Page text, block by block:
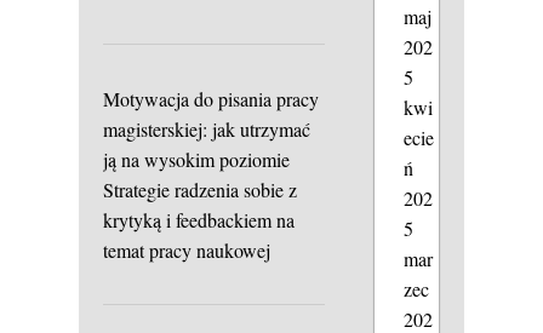
Motywacja do pisania pracy
magisterskiej: jak utrzymać
ją na wysokim poziomie
Strategie radzenia sobie z
krytyką i feedbackiem na
temat pracy naukowej
maj
202
5
kwi
ecie
ń
202
5
mar
zec
202